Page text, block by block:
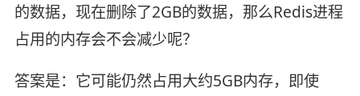
的数据，现在删除了2GB的数据，那么Redis进程
占用的内存会不会减少呢？
答案是：它可能仍然占用大约5GB内存，即使